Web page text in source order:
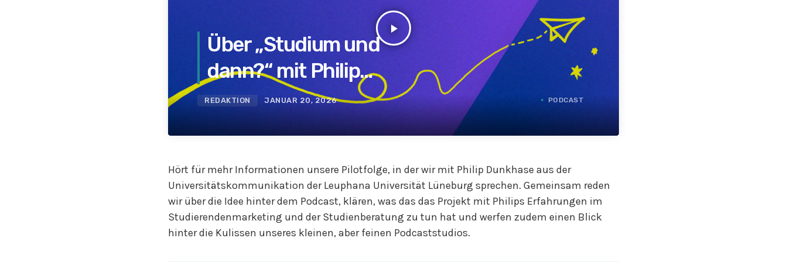
play_arrow
Über „Studium und
dann?“ mit Philip
Dunkhase
REDAKTION JANUAR 20, 2026 PODCAST
Hört für mehr Informationen unsere Pilotfolge, in der wir mit Philip Dunkhase aus der
Universitätskommunikation der Leuphana Universität Lüneburg sprechen. Gemeinsam reden
wir über die Idee hinter dem Podcast, klären, was das das Projekt mit Philips Erfahrungen im
Studierendenmarketing und der Studienberatung zu tun hat und werfen zudem einen Blick
hinter die Kulissen unseres kleinen, aber feinen Podcaststudios.